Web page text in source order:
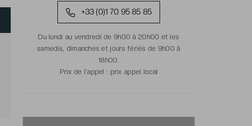
+33 (0)1 70 95 85 85
Du lundi au vendredi de 9h00 à 20h00 et les
samedis, dimanches et jours fériés de 9h00 à
18h00.
Prix de l'appel : prix appel local